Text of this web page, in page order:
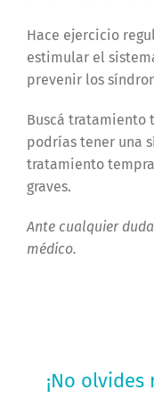
Hace ejercicio
estimular el
prevenir los
Buscá tratamiento
podrías tener una
tratamiento
graves.
Ante cualquier
médico.
¡No